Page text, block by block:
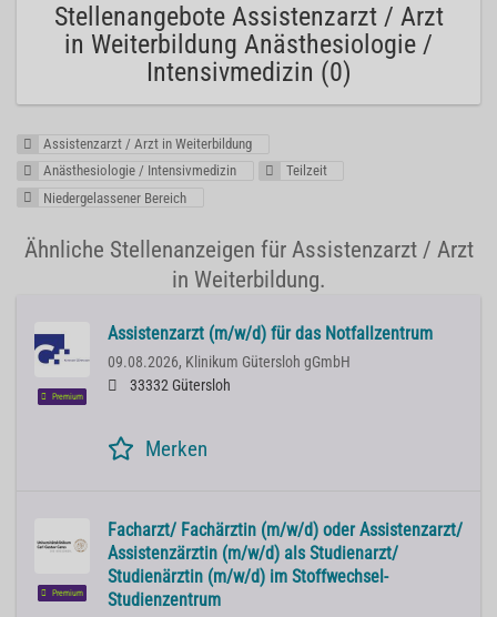
Stellenangebote Assistenzarzt / Arzt
in Weiterbildung Anästhesiologie /
Intensivmedizin (0)
Assistenzarzt / Arzt in Weiterbildung
Anästhesiologie / Intensivmedizin
Teilzeit
Niedergelassener Bereich
Ähnliche Stellenanzeigen für Assistenzarzt / Arzt
in Weiterbildung.
Premium
Assistenzarzt (m/w/d) für das Notfallzentrum
09.08.2026, Klinikum Gütersloh gGmbH
33332 Gütersloh
Merken
Premium
Facharzt/ Fachärztin (m/w/d) oder Assistenzarzt/
Assistenzärztin (m/w/d) als Studienarzt/
Studienärztin (m/w/d) im Stoffwechsel-
Studienzentrum